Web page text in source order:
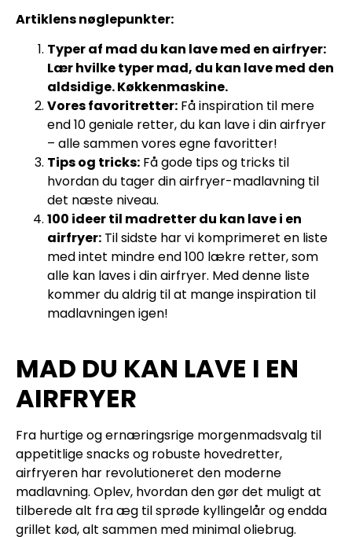
Artiklens nøglepunkter:
Typer af mad du kan lave med en airfryer:
Lær hvilke typer mad, du kan lave med den
aldsidige. Køkkenmaskine.
Vores favoritretter: Få inspiration til mere
end 10 geniale retter, du kan lave i din airfryer
– alle sammen vores egne favoritter!
Tips og tricks: Få gode tips og tricks til
hvordan du tager din airfryer-madlavning til
det næste niveau.
100 ideer til madretter du kan lave i en
airfryer: Til sidste har vi komprimeret en liste
med intet mindre end 100 lækre retter, som
alle kan laves i din airfryer. Med denne liste
kommer du aldrig til at mange inspiration til
madlavningen igen!
MAD DU KAN LAVE I EN
AIRFRYER
Fra hurtige og ernæringsrige morgenmadsvalg til
appetitlige snacks og robuste hovedretter,
airfryeren har revolutioneret den moderne
madlavning. Oplev, hvordan den gør det muligt at
tilberede alt fra æg til sprøde kyllingelår og endda
grillet kød, alt sammen med minimal oliebrug.